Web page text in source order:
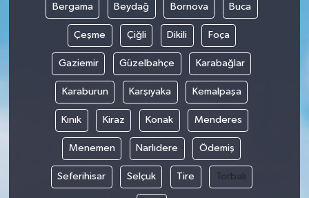
Bergama Beydağ Bornova Buca
Çeşme Çiğli Dikili Foça
Gaziemir Güzelbahçe Karabağlar
Karaburun Karşıyaka Kemalpaşa
Kınık Kiraz Konak Menderes
Menemen Narlıdere Ödemiş
Seferihisar Selçuk Tire Torbalı
Varto